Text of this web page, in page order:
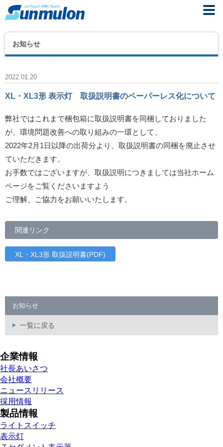
お知らせ
2022.01.20
XL・XL3形 表示灯 取扱説明書のペーパーレス化について
弊社ではこれまで梱包箱に取扱説明書を同梱しておりました
が、環境問題改善への取り組みの一環として、
2022年2月1日以降の出荷分より、取扱説明書の同梱を廃止させ
ていただきます。
お手数ではございますが、取扱説明につきましては当社ホーム
ページをご覧くださいますよう
ご理解、ご協力をお願いいたします。
関連リンク
XL・XL3形 取扱説明書(PDF)
お知らせ
一覧に戻る
企業情報
社長あいさつ
会社概要
ニュースリリース
採用情報
製品情報
ライトスイッチ
表示灯